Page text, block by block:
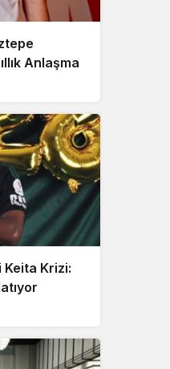
Anlaşma
Keita Krizi: